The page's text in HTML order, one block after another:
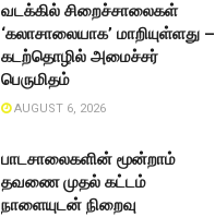
வடக்கில் சிறைச்சாலைகள்
‘கலாசாலையாக’ மாறியுள்ளது –
கடற்தொழில் அமைச்சர்
பெருமிதம்
AUGUST 6, 2026
பாடசாலைகளின் மூன்றாம்
தவணை முதல் கட்டம்
நாளையுடன் நிறைவு